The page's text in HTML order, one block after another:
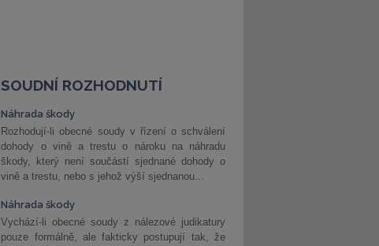
SOUDNÍ ROZHODNUTÍ
Náhrada škody
Rozhodují-li obecné soudy v řízení o schválení
dohody o vině a trestu o nároku na náhradu
škody, který není součástí sjednané dohody o
vině a trestu, nebo s jehož výší sjednanou...
Náhrada škody
Vychází-li obecné soudy z nálezové judikatury
pouze formálně, ale fakticky postupují tak, že